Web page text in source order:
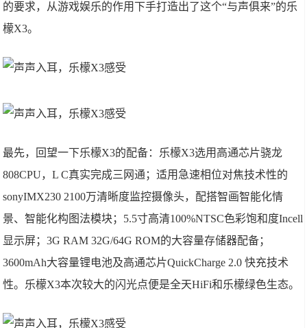
的要求，从游戏娱乐的作用下手打造出了这个“与声俱来”的乐
檬X3。
最先，回望一下乐檬X3的配备：乐檬X3选用高通芯片骁龙
808CPU，L C真实完成三网通；适用急速相位对焦技术性的
sonyIMX230 2100万清晰度监控摄像头，配搭智画智能化情
景、智能化构图法模块；5.5寸高清100%NTSC色彩饱和度Incell
显示屏；3G RAM 32G/64G ROM的大容量存储器配备；
3600mAh大容量锂电池及高通芯片QuickCharge 2.0 快充技术
性。乐檬X3本次较大的闪光点便是全天HiFi和乐檬绿色生态。